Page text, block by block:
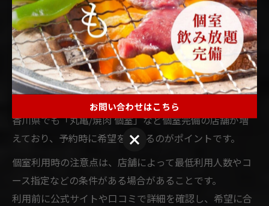
焼肉愛好家が語る個室の重要性と使い方
焼肉愛好家の間で個室は非常に高い人気を誇ります。そ
の理由は、プライベートな空間でゆったりと会話や食事
が楽しめるため、家族の記念日や接待、友人との特別な
集まりに最適だからです。
香川県でも「丸亀/焼肉 個室」など個室完備の店舗が増
えており、予約時に希望を伝えるのがポイントです。
個室利用時の注意点は、店舗によって最低利用人数やコ
ース指定などの条件がある場合があることです。
利用前に公式サイトや口コミで詳細を確認し、希望に合
お問い合わせはこちら
お問い合わせはこちら